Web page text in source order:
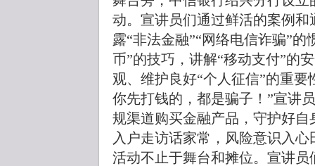
动。宣讲员们通过鲜活的案例
露“非法金融”“网络电信诈骗”
币”的技巧，讲解“移动支付”的
观、维护良好“个人征信”的重
你先打钱的，都是骗子！”宣讲
规渠道购买金融产品，守护好自
入户走访话家常，风险意识入心
活动不止于舞台和摊位。宣讲